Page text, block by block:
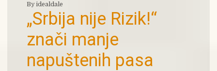
By idealdale
„Srbija nije Rizik!“
znači manje
napuštenih pasa